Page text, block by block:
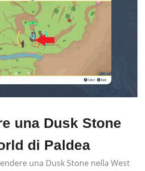
una Dusk Stone
di Paldea
una Dusk Stone nella West